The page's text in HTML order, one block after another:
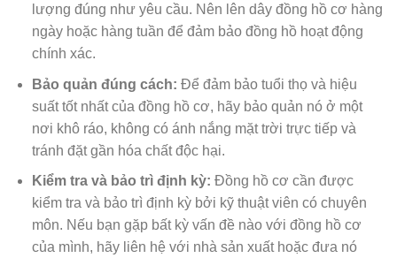
lượng đúng như yêu cầu. Nên lên dây đồng hồ cơ hàng
ngày hoặc hàng tuần để đảm bảo đồng hồ hoạt động
chính xác.
Bảo quản đúng cách: Để đảm bảo tuổi thọ và hiệu
suất tốt nhất của đồng hồ cơ, hãy bảo quản nó ở một
nơi khô ráo, không có ánh nắng mặt trời trực tiếp và
tránh đặt gần hóa chất độc hại.
Kiểm tra và bảo trì định kỳ: Đồng hồ cơ cần được
kiểm tra và bảo trì định kỳ bởi kỹ thuật viên có chuyên
môn. Nếu bạn gặp bất kỳ vấn đề nào với đồng hồ cơ
của mình, hãy liên hệ với nhà sản xuất hoặc đưa nó